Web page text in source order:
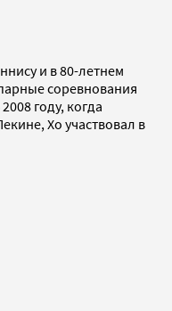
и в 80-летнем
соревнования
году, когда
Хо участвовал в